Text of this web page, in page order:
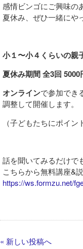
感情ビンゴにご興味の
夏休み、ぜひ一緒にや
小１〜小４くらいの親
夏休み期間 全3回 5000
オンラインで参加でき
調整して開催します。
（子どもたちにポイ
話を聞いてみるだけで
こちらから無料講座&
https://ws.formzu.net/
« 新しい投稿へ